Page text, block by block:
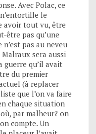
Avec Polac, ce
n’entortille le
avoir tout vu, être
être pas qu’une
pas au neveu
sera aussi
guerre qu’il avait
du premier
(à replacer
que l’on va faire
chaque situation
par malheur? on
compte. Un